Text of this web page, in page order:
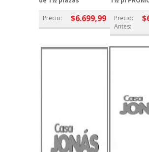
Precio: $6.699,99 Precio:
Antes: